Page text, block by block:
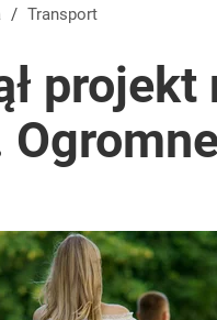
/ Transport